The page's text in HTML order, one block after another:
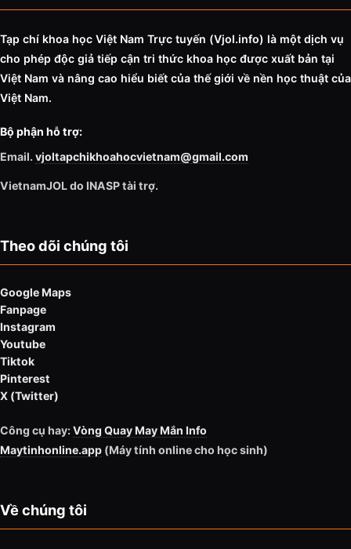
Tạp chí khoa học Việt Nam Trực tuyến (Vjol.info) là một dịch vụ
cho phép độc giả tiếp cận tri thức khoa học được xuất bản tại
Việt Nam và nâng cao hiểu biết của thế giới về nền học thuật của
Việt Nam.
Bộ phận hỗ trợ:
Email. vjoltapchikhoahocvietnam@gmail.com
VietnamJOL do INASP tài trợ.
Theo dõi chúng tôi
Google Maps
Fanpage
Instagram
Youtube
Tiktok
Pinterest
X (Twitter)
Công cụ hay:Vòng Quay May Mắn Info
Maytinhonline.app (Máy tính online cho học sinh)
Về chúng tôi